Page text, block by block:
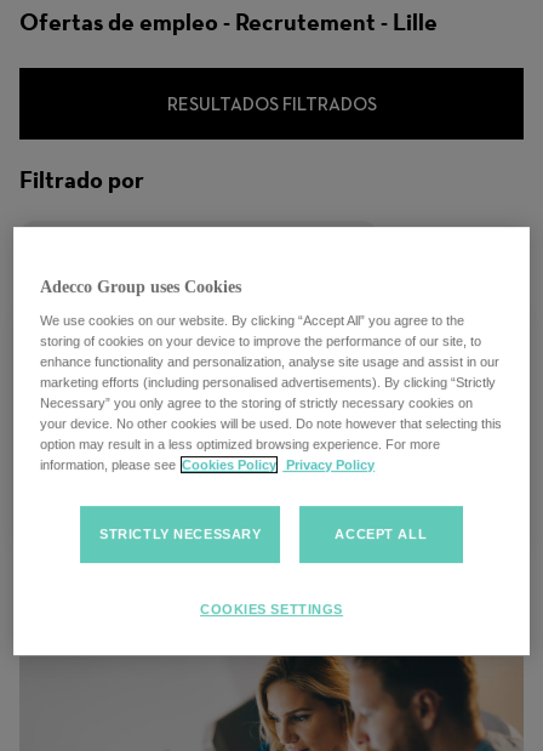
Ofertas de empleo - Recrutement - Lille
RESULTADOS FILTRADOS
Filtrado por
CHARGE DE RECRUTEMENT Stagiaire
H/F
Lille, Francia
Trabajos relacionados
Adecco Group uses Cookies
We use cookies on our website. By clicking “Accept All” you agree to the
storing of cookies on your device to improve the performance of our site, to
enhance functionality and personalization, analyse site usage and assist in our
marketing efforts (including personalised advertisements). By clicking “Strictly
Necessary” you only agree to the storing of strictly necessary cookies on
your device. No other cookies will be used. Do note however that selecting this
option may result in a less optimized browsing experience. For more
information, please see Cookies Policy Privacy Policy
STRICTLY NECESSARY ACCEPT ALL
COOKIES SETTINGS